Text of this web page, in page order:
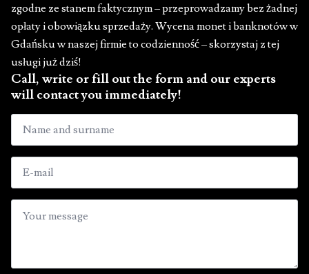
zgodne ze stanem faktycznym – przeprowadzamy bez żadnej
opłaty i obowiązku sprzedaży. Wycena monet i banknotów w
Gdańsku w naszej firmie to codzienność – skorzystaj z tej
usługi już dziś!
Call, write or fill out the form and our experts
will contact you immediately!